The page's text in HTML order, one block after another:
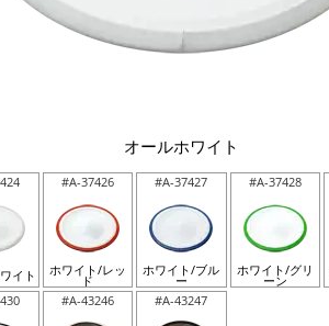
オールホワイト
イト
#A-37426
ホワイト/レッ
ド
#A-37427
ホワイト/ブル
ー
#A-37428
ホワイト/グリ
ーン
#A-43246 #A-43247